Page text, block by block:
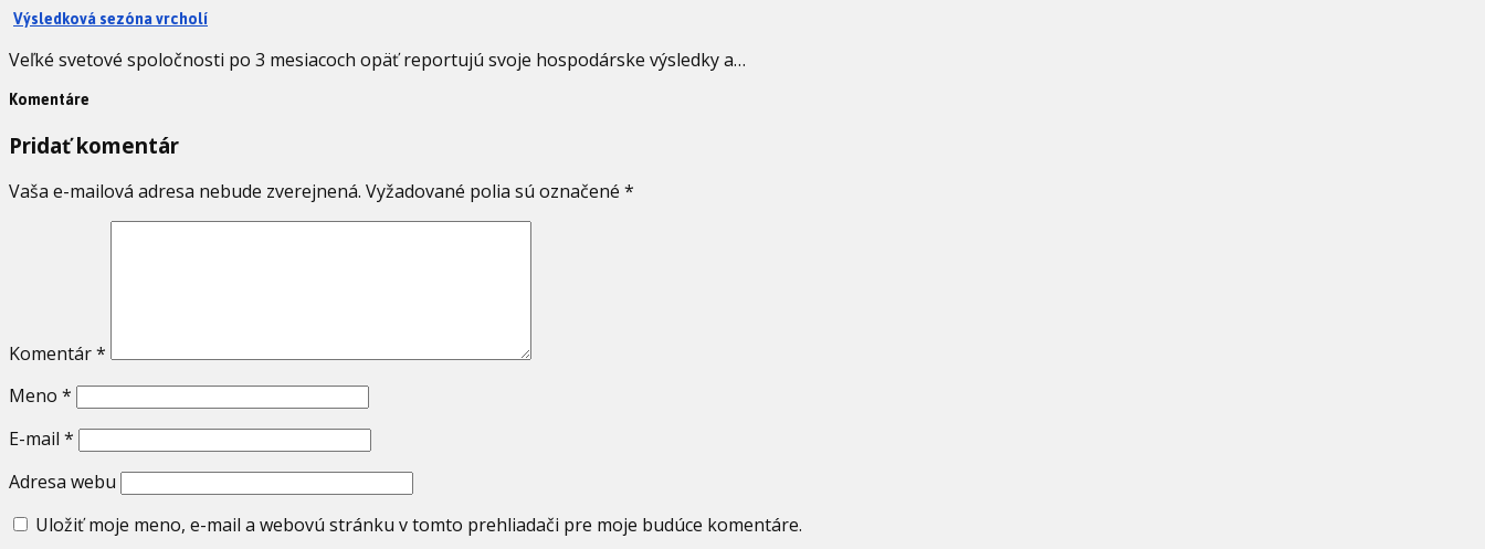
Výsledková sezóna vrcholí
Veľké svetové spoločnosti po 3 mesiacoch opäť reportujú svoje hospodárske výsledky a…
Komentáre
Pridať komentár
Vaša e-mailová adresa nebude zverejnená. Vyžadované polia sú označené *
Komentár*
Meno *
E-mail *
Adresa webu
Uložiť moje meno, e-mail a webovú stránku v tomto prehliadači pre moje budúce komentáre.